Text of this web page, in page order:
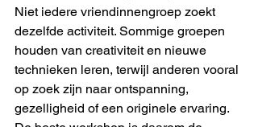
Niet iedere vriendinnengroep zoekt
dezelfde activiteit. Sommige groepen
houden van creativiteit en nieuwe
technieken leren, terwijl anderen vooral
op zoek zijn naar ontspanning,
gezelligheid of een originele ervaring.